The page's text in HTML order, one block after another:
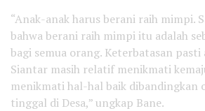
“Anak-anak harus berani raih mimpi.
bahwa berani raih mimpi itu adalah
bagi semua orang. Keterbatasan pasti
Siantar masih relatif menikmati
menikmati hal-hal baik dibandingkan
tinggal di Desa,” ungkap Bane.